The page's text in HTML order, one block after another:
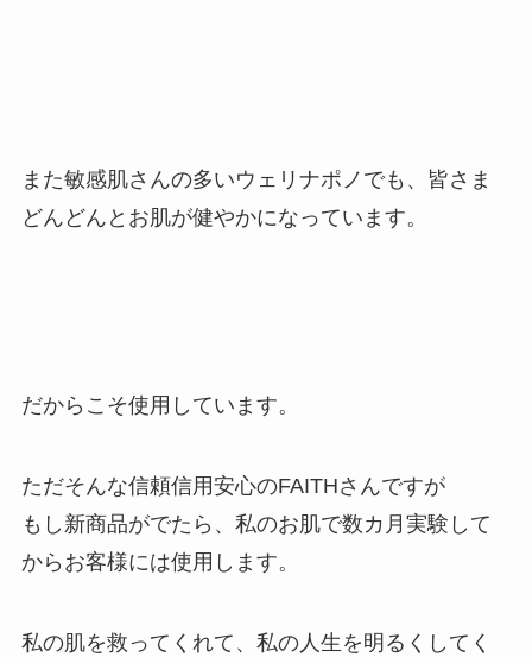
また敏感肌さんの多いウェリナポノでも、皆さま
どんどんとお肌が健やかになっています。
だからこそ使用しています。
ただそんな信頼信用安心のFAITHさんですが
もし新商品がでたら、私のお肌で数カ月実験して
からお客様には使用します。
私の肌を救ってくれて、私の人生を明るくしてく